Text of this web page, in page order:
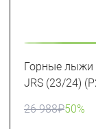
Горные лыжи
JRS (23/24)
26 988₽50%